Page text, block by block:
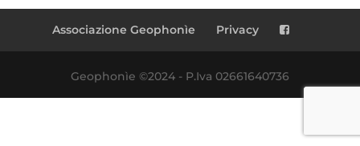
Associazione Geophonìe Privacy
Geophonìe ©2024 - P.Iva 02661640736